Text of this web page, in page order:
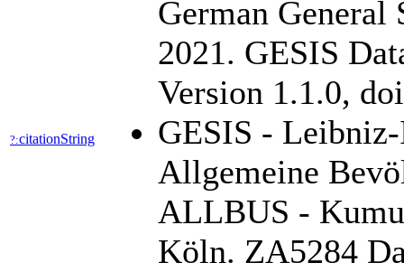
?:citationString
German
2021. GESIS
Version 1.1.0,
GESIS -
Allgemeine
ALLBUS -
Köln. ZA5284